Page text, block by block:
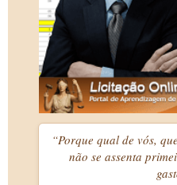
“Porque qual de vós,
não se assenta